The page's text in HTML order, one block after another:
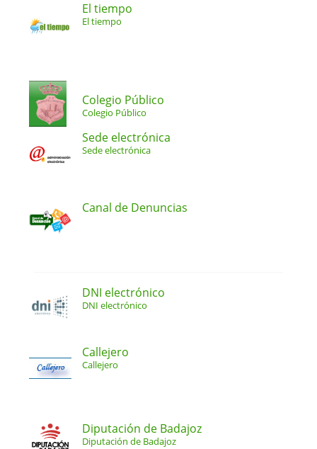
El tiempo
El tiempo
Colegio Público
Colegio Público
Sede electrónica
Sede electrónica
Canal de Denuncias
DNI electrónico
DNI electrónico
Callejero
Callejero
Diputación de Badajoz
Diputación de Badajoz